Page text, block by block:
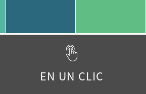
EN UN CLIC